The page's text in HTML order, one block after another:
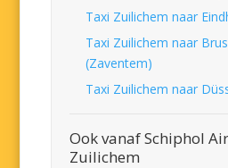
Taxi Zuilichem naar
Taxi Zuilichem naar
(Zaventem)
Taxi Zuilichem naar
Ook vanaf Schiphol
Zuilichem